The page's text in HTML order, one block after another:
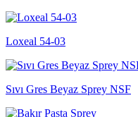
Loxeal 54-03
Sıvı Gres Beyaz Sprey NSF